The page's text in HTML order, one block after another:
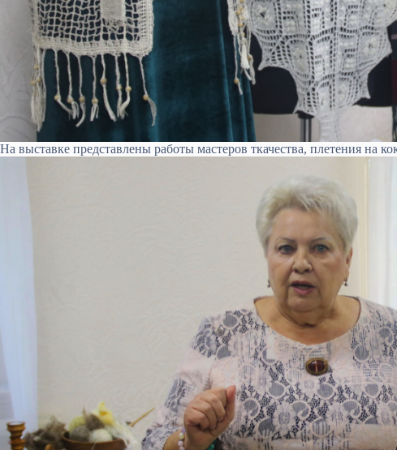
На выставке представлены работы мастеров ткачества, плетения на